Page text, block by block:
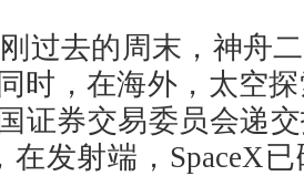
过去的周末，神舟
时，在海外，太空
证券交易委员会递
在发射端，SpaceX